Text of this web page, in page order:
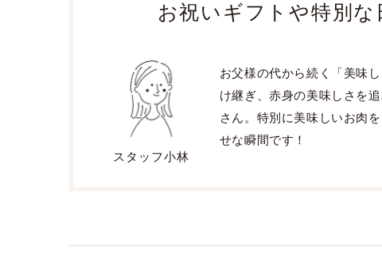
お祝いギフトや特別な
スタッフ小林
お父様の代から続く「美味
け継ぎ、赤身の美味しさを
さん。特別に美味しいお肉
せな瞬間です！